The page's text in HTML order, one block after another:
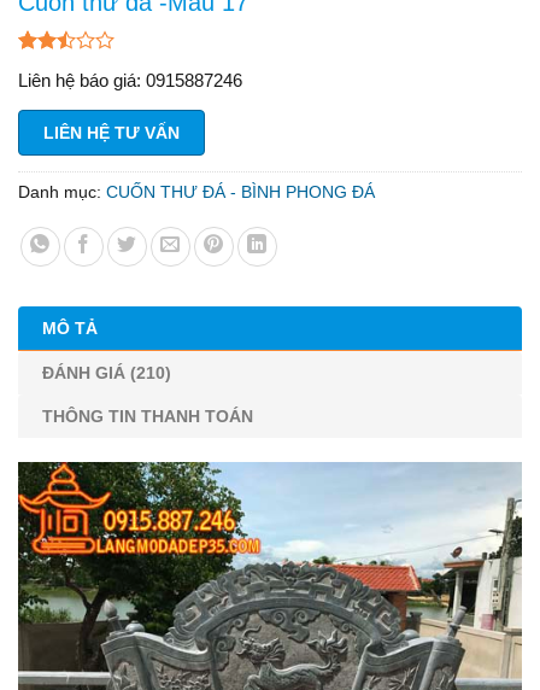
trên 5
dựa
trên
Liên hệ báo giá: 0915887246
LIÊN HỆ TƯ VẤN
Danh mục: CUỐN THƯ ĐÁ - BÌNH PHONG ĐÁ
MÔ TẢ
ĐÁNH GIÁ (210)
THÔNG TIN THANH TOÁN